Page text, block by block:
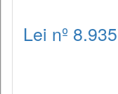
Lei nº